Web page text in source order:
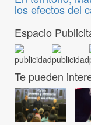
los efectos del
Espacio
Te pueden